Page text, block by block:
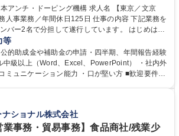
ドーピング機構 求人名 【東京／文京
年間休日125日 仕事の内容 下記業務を
バー2名で分担して遂行しています。 はじめは担
いただき、ゆくゆくはリーダーやマネージャーポ
を期待しています。 【総務・人事グルー
度関連 ・採用活動 ・教育研修の企画、実行 ・勤
提出 ・法定の会議運営（評議員会、理事会） ・
員からの問合せ、相談対応 ・その他日常の総務
等
的助成金や補助金の申請・四半期、年間報告経験
中級以上（Word、Excel、PowerPoint） ・社内外
ニケーション能力 ・口が堅い方 ■歓迎要件
ショナル株式会社
事務・貿易事務】食品商社/残業少